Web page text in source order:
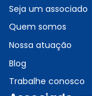
Seja um associado
Quem somos
Nossa atuação
Blog
Trabalhe conosco